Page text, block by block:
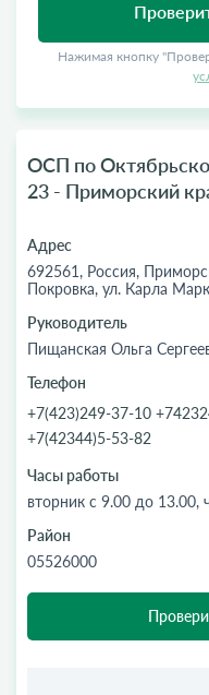
Нажимая кнопку
ОСП по
23 - Приморский
Адрес
692561, Россия,
Покровка, ул. Карла
Руководитель
Пищанская Ольга
Телефон
+7(423)249-37-10
+7(42344)5-53-82
Часы работы
вторник с 9.00 до 13.00,
Район
05526000